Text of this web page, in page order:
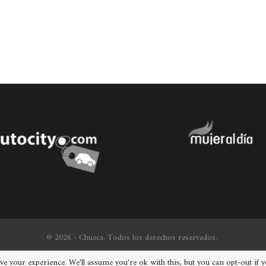
© 2026 - Chueca. Todos los derechos reservados.
your experience. We'll assume you're ok with this, but you can opt-out if